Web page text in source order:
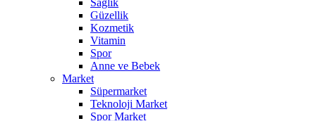
Sağlık
Güzellik
Kozmetik
Vitamin
Spor
Anne ve Bebek
Market
Süpermarket
Teknoloji Market
Spor Market